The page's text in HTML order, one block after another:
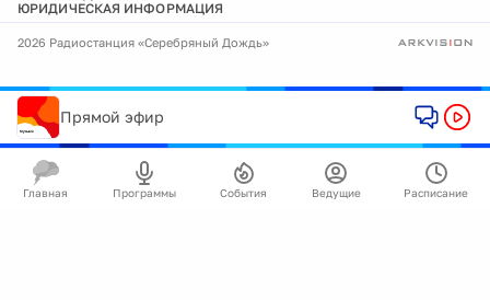
ЮРИДИЧЕСКАЯ ИНФОРМАЦИЯ
2026 Радиостанция «Серебряный Дождь»
Прямой эфир
Главная Программы События Ведущие Расписание